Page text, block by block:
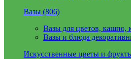
Вазы (806)
Вазы для цветов, кашпо,
Вазы и блюда
Искусственные цветы и